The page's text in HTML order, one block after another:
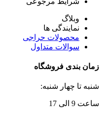
وبلاگ
نمایندگی ها
محصولات حراجی
سوالات متداول
زمان بندی فروشگاه
شنبه تا چهار شنبه:
ساعت 9 الی 17